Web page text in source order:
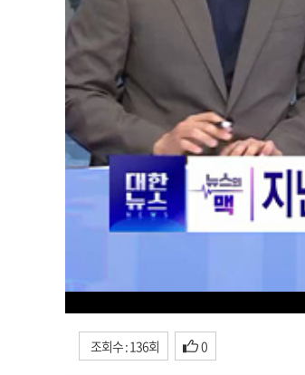
조회수 : 136회 0